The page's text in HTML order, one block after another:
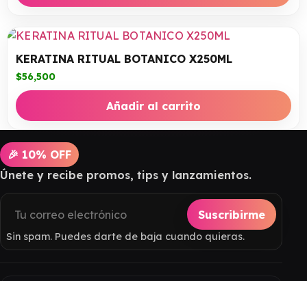
KERATINA RITUAL BOTANICO X250ML
$56,500
Añadir al carrito
🎉 10% OFF
Únete y recibe promos, tips y lanzamientos.
Suscribirme
Sin spam. Puedes darte de baja cuando quieras.